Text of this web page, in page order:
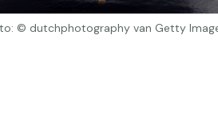
© dutchphotography van Getty